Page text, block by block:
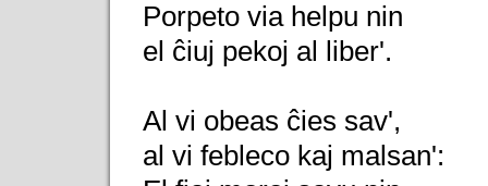
Porpeto via helpu nin
el ĉiuj pekoj al liber'.
Al vi obeas ĉies sav',
al vi febleco kaj malsan':